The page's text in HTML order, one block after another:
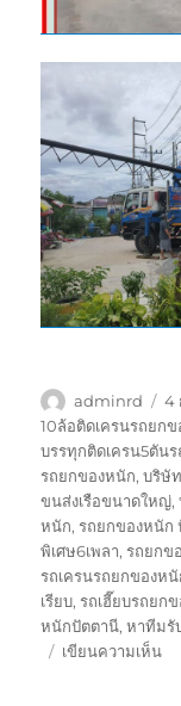
ผู้
เขียน
adminrd
เ
เ
4
10ล้อติดเครนรถยก
บรรทุกติดเครน5ตัน
รถยกของหนัก,บริษั
ขนส่งเรือขนาดใหญ่,
หนัก,รถยกของหนัก
พิเศษ6เพลา,รถยกข
รถเครนรถยกของหนั
เรียบ,รถเฮี๊ยบรถยก
หนักปัตตานี,หาทีมรั
เขียนความเห็นบน